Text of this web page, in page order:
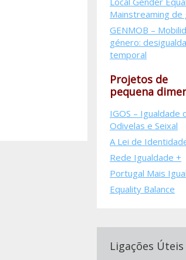
Mainstreaming de
GENMOB –
género:
temporal
Projetos de
pequena
IGOS – Igualdade
Odivelas e Seixal
A Lei de
Rede Igualdade +
Portugal Mais Igual
Equality Balance
Ligações Úteis